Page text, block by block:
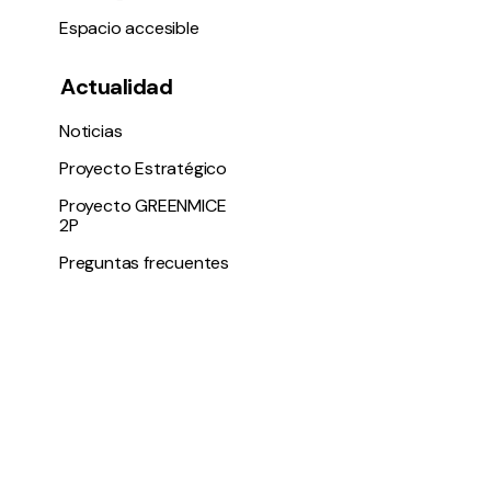
Espacio accesible
Actualidad
Noticias
Proyecto Estratégico
Proyecto GREENMICE
2P
Preguntas frecuentes